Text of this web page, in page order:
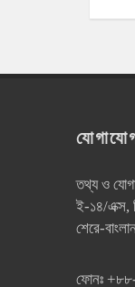
তথ্য ও
ই-১৪/এক্স,
শেরে-
ফোনঃ